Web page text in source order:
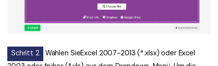
Schritt 2
Wählen SieExcel 2007-2013 (*.xlsx) oder Excel